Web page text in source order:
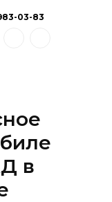
03-83
в